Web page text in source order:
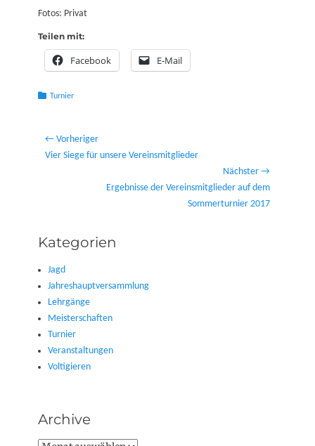
Fotos: Privat
Teilen mit:
Facebook E-Mail
Kategorien
Turnier
Beitragsnavigation
← Vorheriger
Vorheriger
Vier Siege für unsere Vereinsmitglieder
Nächster →
Ergebnisse der Vereinsmitglieder auf dem
Sommerturnier 2017
Kategorien
Jagd
Jahreshauptversammlung
Lehrgänge
Meisterschaften
Turnier
Veranstaltungen
Voltigieren
Archive